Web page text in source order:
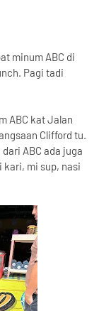
minum ABC di
Pagi tadi
ABC kat Jalan
Clifford tu.
ABC ada juga
kari, mi sup, nasi